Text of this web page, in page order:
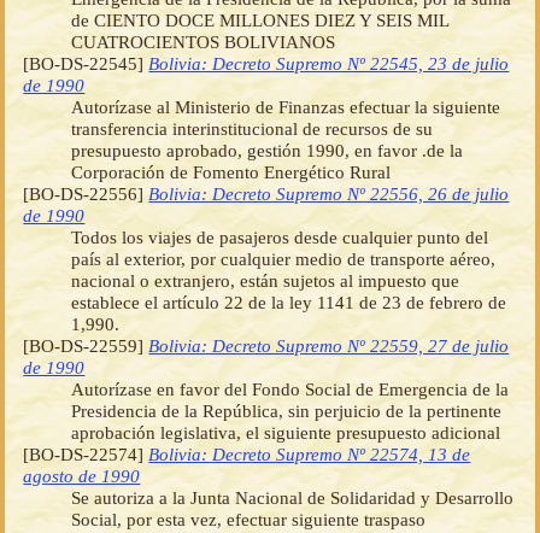
de CIENTO DOCE MILLONES DIEZ Y SEIS MIL
CUATROCIENTOS BOLIVIANOS
[BO-DS-22545] Bolivia: Decreto Supremo Nº 22545, 23 de julio
de 1990
Autorízase al Ministerio de Finanzas efectuar la siguiente
transferencia interinstitucional de recursos de su
presupuesto aprobado, gestión 1990, en favor .de la
Corporación de Fomento Energético Rural
[BO-DS-22556]Bolivia: Decreto Supremo Nº 22556, 26 de julio
de 1990
Todos los viajes de pasajeros desde cualquier punto del
país al exterior, por cualquier medio de transporte aéreo,
nacional o extranjero, están sujetos al impuesto que
establece el artículo 22 de la ley 1141 de 23 de febrero de
1,990.
[BO-DS-22559] Bolivia: Decreto Supremo Nº 22559, 27 de julio
de 1990
Autorízase en favor del Fondo Social de Emergencia de la
Presidencia de la República, sin perjuicio de la pertinente
aprobación legislativa, el siguiente presupuesto adicional
[BO-DS-22574] Bolivia: Decreto Supremo Nº 22574, 13 de
agosto de 1990
Se autoriza a la Junta Nacional de Solidaridad y Desarrollo
Social, por esta vez, efectuar siguiente traspaso